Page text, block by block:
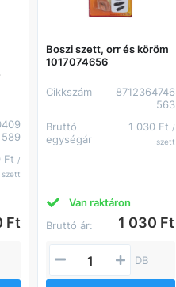
589
Ft /
szett
Ft
Boszi szett, orr és köröm
1017074656
Cikkszám
8712364746
563
Bruttó
egységár
1 030 Ft /
szett
Van raktáron
Bruttó ár:
1 030 Ft
DB